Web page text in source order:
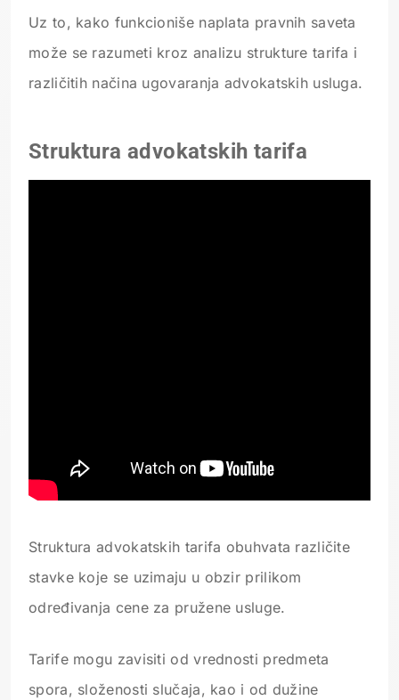
Uz to, kako funkcioniše naplata pravnih saveta
može se razumeti kroz analizu strukture tarifa i
različitih načina ugovaranja advokatskih usluga.
Struktura advokatskih tarifa
Struktura advokatskih tarifa obuhvata različite
stavke koje se uzimaju u obzir prilikom
određivanja cene za pružene usluge.
Tarife mogu zavisiti od vrednosti predmeta
spora, složenosti slučaja, kao i od dužine